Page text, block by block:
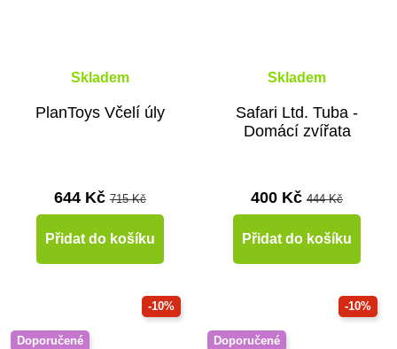
Skladem
PlanToys Včelí úly
644 Kč 715 Kč
Přidat do košíku
Skladem
Safari Ltd. Tuba -
Domácí zvířata
400 Kč 444 Kč
Přidat do košíku
-10%
Doporučené
-10%
Doporučené